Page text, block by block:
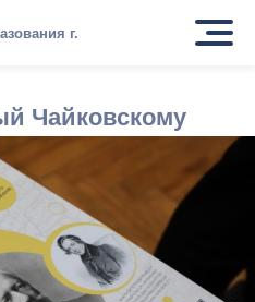
г.
Чайковскому